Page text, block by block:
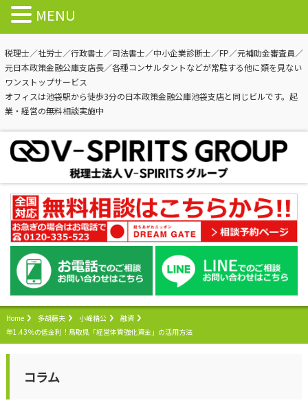
税理士／社労士／行政書士／司法書士／中小企業診断士／FP／元補助金審査員／
元日本政策金融公庫支店長／各種コンサルタントなどが常駐する他に類を見ない
ワンストップサービス
オフィスは池袋駅から徒歩3分の日本政策金融公庫池袋支店と同じビルです。起
業・経営の無料相談実施中
Home 多胡藤夫 小峰精公
融資
年1.43％の低金利！鳥取県「経営体質強化資金」の活用方法
コラム
MENU